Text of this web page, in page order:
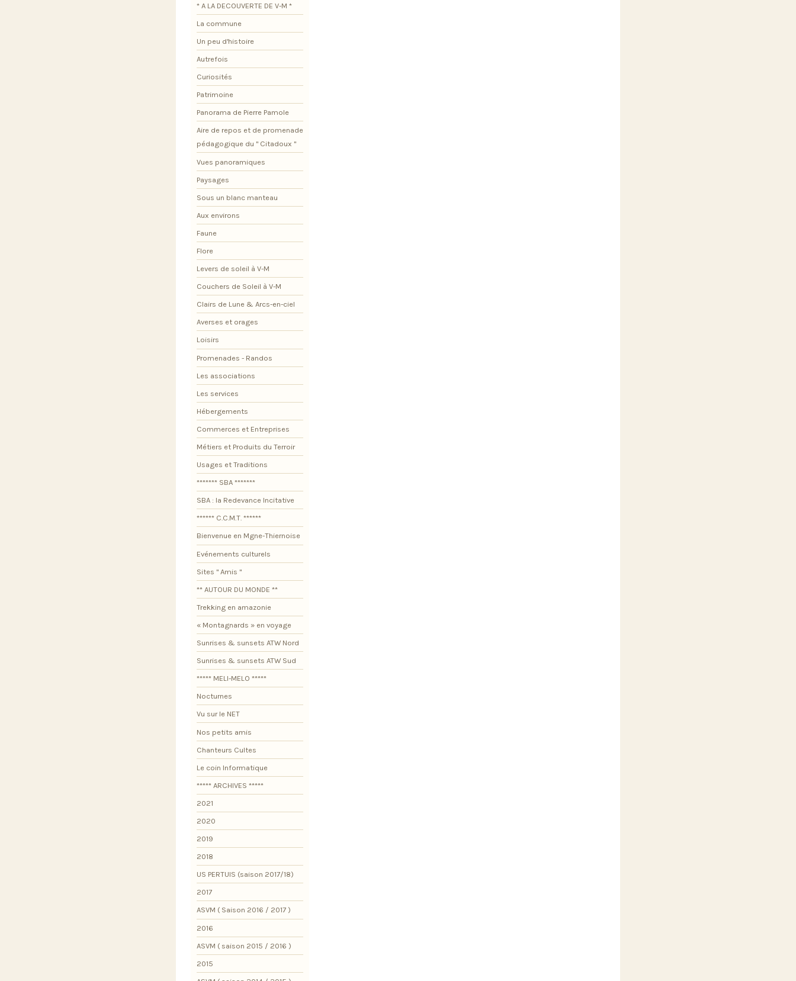
* A LA DECOUVERTE DE V-M *
La commune
Un peu d'histoire
Autrefois
Curiosités
Patrimoine
Panorama de Pierre Pamole
Aire de repos et de promenade
pédagogique du " Citadoux "
Vues panoramiques
Paysages
Sous un blanc manteau
Aux environs
Faune
Flore
Levers de soleil à V-M
Couchers de Soleil à V-M
Clairs de Lune & Arcs-en-ciel
Averses et orages
Loisirs
Promenades - Randos
Les associations
Les services
Hébergements
Commerces et Entreprises
Métiers et Produits du Terroir
Usages et Traditions
******* SBA *******
SBA : la Redevance Incitative
****** C.C.M.T. ******
Bienvenue en Mgne-Thiernoise
Evénements culturels
Sites " Amis "
** AUTOUR DU MONDE **
Trekking en amazonie
« Montagnards » en voyage
Sunrises & sunsets ATW Nord
Sunrises & sunsets ATW Sud
***** MELI-MELO *****
Nocturnes
Vu sur le NET
Nos petits amis
Chanteurs Cultes
Le coin Informatique
***** ARCHIVES *****
2021
2020
2019
2018
US PERTUIS (saison 2017/18)
2017
ASVM ( Saison 2016 / 2017 )
2016
ASVM ( saison 2015 / 2016 )
2015